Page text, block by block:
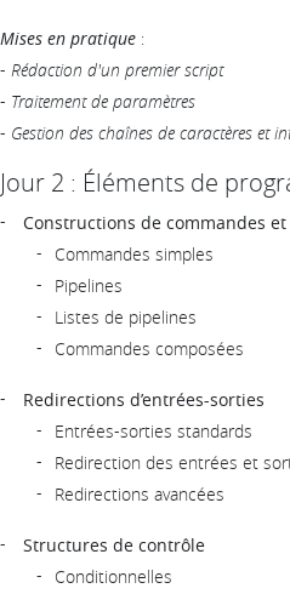
Mises en pratique :
- Rédaction d'un premier script
- Traitement de paramètres
- Gestion des chaînes de caractères et
Jour 2 : Éléments de
Constructions de commandes
Commandes simples
Pipelines
Listes de pipelines
Commandes composées
Redirections d’entrées-sorties
Entrées-sorties standards
Redirection des entrées et
Redirections avancées
Structures de contrôle
Conditionnelles